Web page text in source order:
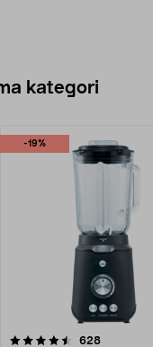
kategori
-19%
628
4.5 av 5 stjärnor